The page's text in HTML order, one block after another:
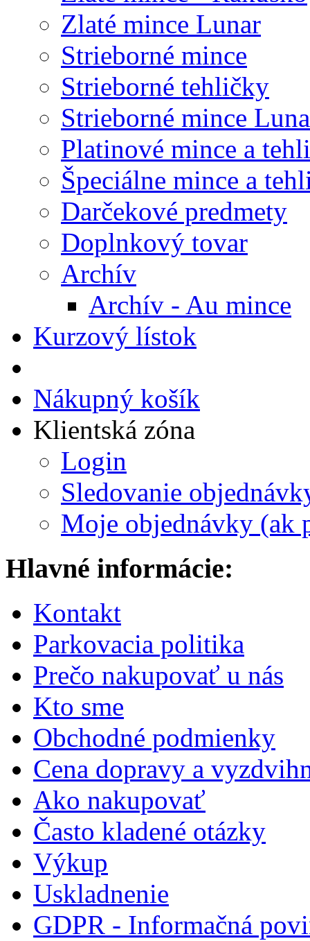
Zlaté mince Lunar
Strieborné mince
Strieborné tehličky
Strieborné mince
Platinové mince a
Špeciálne mince a
Darčekové predmety
Doplnkový tovar
Archív
Archív - Au mince
Kurzový lístok
Nákupný košík
Klientská zóna
Login
Sledovanie
Moje objednávky (ak
Hlavné informácie:
Kontakt
Parkovacia politika
Prečo nakupovať u nás
Kto sme
Obchodné podmienky
Cena dopravy a
Ako nakupovať
Často kladené otázky
Výkup
Uskladnenie
GDPR - Informačná